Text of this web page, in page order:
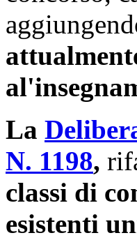
La
N. 1198,
classi di
esistenti